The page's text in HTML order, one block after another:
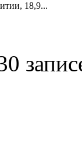
18,9...